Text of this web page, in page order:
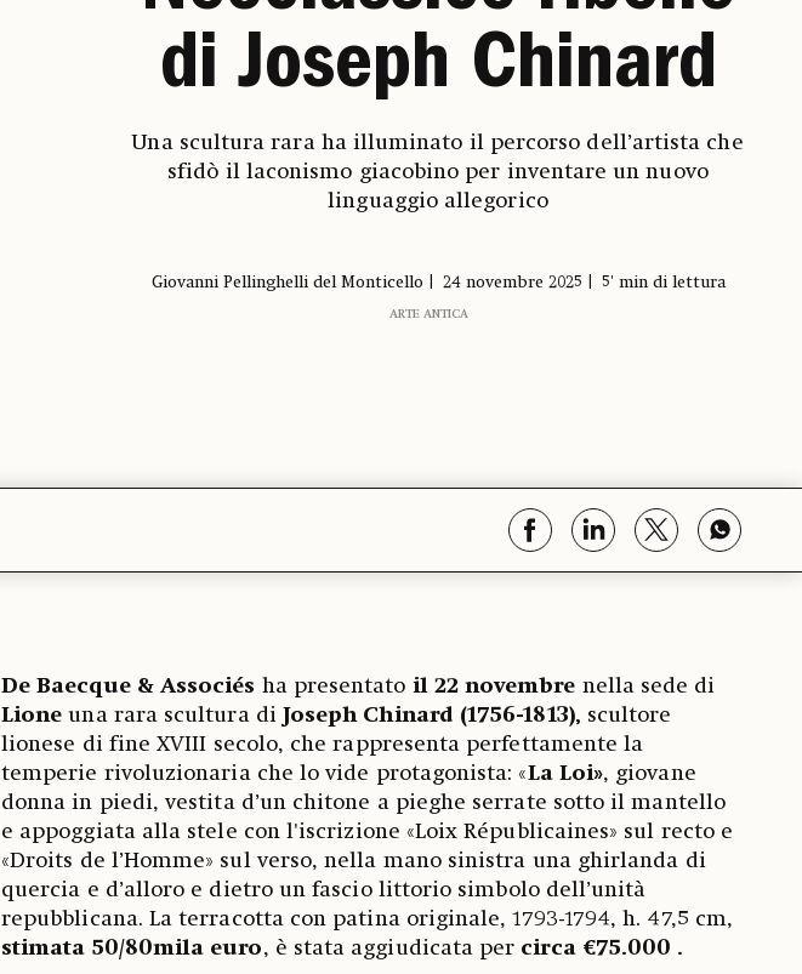
di Joseph Chinard
Una scultura rara ha illuminato il percorso dell’artista che
sfidò il laconismo giacobino per inventare un nuovo
linguaggio allegorico
Giovanni Pellinghelli del Monticello 24 novembre 2025 5' min di lettura
ARTE ANTICA
De Baecque & Associés ha presentato il 22 novembre nella sede di
Lioneuna rara scultura di Joseph Chinard (1756-1813), scultore
lionese di fine XVIII secolo, che rappresenta perfettamente la
temperie rivoluzionaria che lo vide protagonista: «La Loi», giovane
donna in piedi, vestita d’un chitone a pieghe serrate sotto il mantello
e appoggiata alla stele con l'iscrizione «Loix Républicaines» sul recto e
«Droits de l’Homme» sul verso, nella mano sinistra una ghirlanda di
quercia e d’alloro e dietro un fascio littorio simbolo dell’unità
repubblicana. La terracotta con patina originale, 1793-1794, h. 47,5 cm,
stimata 50/80mila euro, è stata aggiudicata per circa €75.000 .